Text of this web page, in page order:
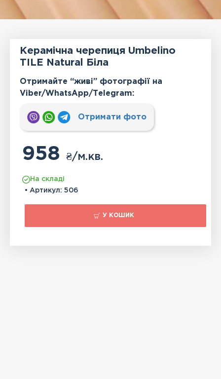
Керамічна черепиця Umbelino
TILE Natural Біла
Отримайте “живі” фотографії на
Viber/WhatsApp/Тelegram:
Отримати фото
958₴/м.кв.
На складі
• Артикул: 506
У КОШИК